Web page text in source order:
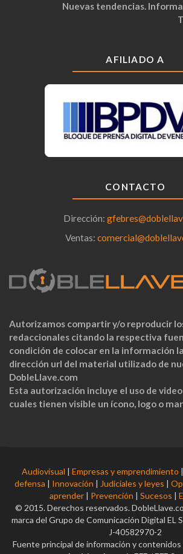
Nuevas tendencias.
AFILIADO A
CONTACTO
Dirección:
Ventas:
Autorizamos compartir y/o reproducir
redaccionales citando la respectiva
condición de colocar en la información
dirección url del material utilizado de
DobleLlave.com
Esta autorización incluye el uso de
cuales tienen visible un ícono, logo o
Audiovisual | Empresas y emprendimiento |
defensa | Innovación | Judiciales y leyes |
aprender | Prevención | Sucesos |
© 2015. Derechos reservados.
marca del Grupo de Comunicación Digital EL
J-40582970-2
Fuente principal de información y